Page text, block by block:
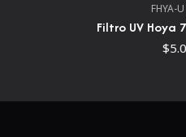
FHYA-U
Filtro UV Hoya